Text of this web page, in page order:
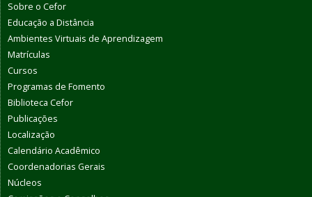
Sobre o Cefor
Educação a Distância
Ambientes Virtuais de Aprendizagem
Matrículas
Cursos
Programas de Fomento
Biblioteca Cefor
Publicações
Localização
Calendário Acadêmico
Coordenadorias Gerais
Núcleos